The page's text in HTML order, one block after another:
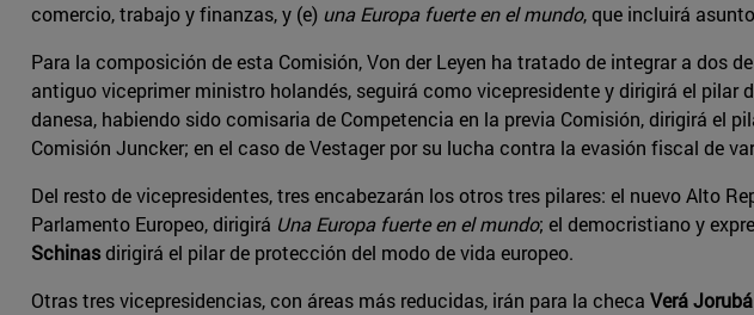
comercio, trabajo y finanzas, y (e) una Europa fuerte en el mundo, que incluirá
Para la composición de esta Comisión, Von der Leyen ha tratado de integrar a dos
antiguo viceprimer ministro holandés, seguirá como vicepresidente y dirigirá el pilar
danesa, habiendo sido comisaria de Competencia en la previa Comisión, dirigirá el
Comisión Juncker; en el caso de Vestager por su lucha contra la evasión fiscal de
Del resto de vicepresidentes, tres encabezarán los otros tres pilares: el nuevo Alto
Parlamento Europeo, dirigirá Una Europa fuerte en el mundo; el democristiano y
Schinasdirigirá el pilar de protección del modo de vida europeo.
Otras tres vicepresidencias, con áreas más reducidas, irán para la checa Verá Jorubá